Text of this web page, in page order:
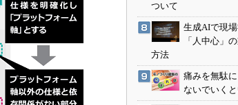
開発
応
ついて
生成AIで現
「人中心」
方法
痛みを無駄
ないでいく